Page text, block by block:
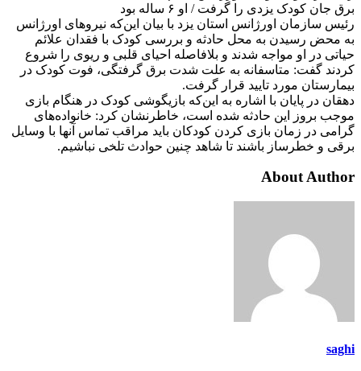
برق جان کودک یزدی را گرفت / او ۶ ساله بود
رئیس سازمان اورژانس استان یزد با بیان این‌که نیرو‌های اورژانس
به محض رسیدن به محل حادثه و بررسی‌ کودک با فقدان علائم
حیاتی در او مواجه شدند و بلافاصله احیای قلبی و ریوی را شروع
کردند گفت: متاسفانه به علت شدت برق گرفتگی، فوت کودک در
بیمارستان مورد تایید قرار گرفت.
دهقان در پایان با اشاره به این‌که بازیگوشی کودک در هنگام بازی
موجب بروز این حادثه شده است، خاطرنشان کرد: خانواده‌های
گرامی در زمان بازی کردن کودکان باید مراقب تماس آنها با وسایل
برقی و خطرساز باشند تا شاهد چنین حوادث تلخی نباشیم.
About Author
saghi